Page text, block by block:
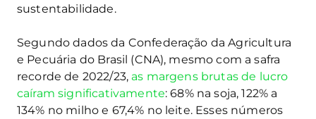
sustentabilidade.
Segundo dados da Confederação da Agricultura
e Pecuária do Brasil (CNA), mesmo com a safra
recorde de 2022/23, as margens brutas de lucro
caíram significativamente: 68% na soja, 122% a
134% no milho e 67,4% no leite. Esses números